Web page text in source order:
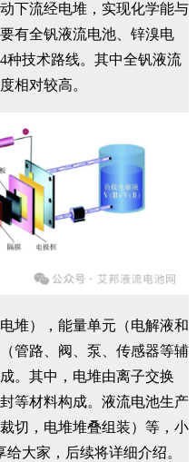
下流经电堆，实现化学能与
有全钒液流电池、锌溴电
种技术路线。其中全钒液流
相对较高。
堆），能量单元（电解液和
管路、阀、泵、传感器等辅
。其中，电堆由离子交换
等材料构成。液流电池生产
切，电堆堆叠组装）等，小
大家，后续将详细介绍。